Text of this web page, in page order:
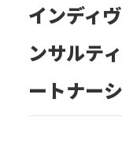
インディ
ンサルテ
ートナー